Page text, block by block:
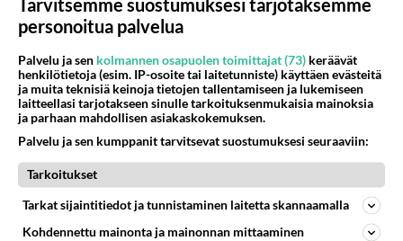
07.08.2026 12:07
Jämsä
Mitä haluaisit kysyä tänään
Kaivatultasi? Anna jokin tunniste itsestäni tai hänestä.
07.08.2026 13:15
Ikävä
55
En välitä sinusta yhtään
Olet pelkkä itsestään liikoja luuleva ämmä. Kierrän sinut kaukaa nyt ja aina. Olit mulle pelkkä lelu vaan.
07.08.2026 17:14
616
Tarvitsemme suostumuksesi tarjotaksemme
personoitua palvelua
Palvelu ja sen kolmannen osapuolen toimittajat (73) keräävät
henkilötietoja (esim. IP-osoite tai laitetunniste) käyttäen evästeitä
ja muita teknisiä keinoja tietojen tallentamiseen ja lukemiseen
laitteellasi tarjotakseen sinulle tarkoituksenmukaisia mainoksia
ja parhaan mahdollisen asiakaskokemuksen.
Palvelu ja sen kumppanit tarvitsevat suostumuksesi seuraaviin:
Tarkoitukset
Tarkat sijaintitiedot ja tunnistaminen laitetta skannaamalla
Kohdennettu mainonta ja mainonnan mittaaminen